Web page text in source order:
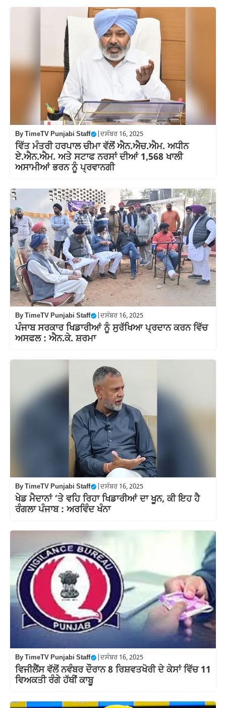
ByTimeTV Punjabi Staff ਦਸੰਬਰ 16, 2025
ਵਿੱਤ ਮੰਤਰੀ ਹਰਪਾਲ ਚੀਮਾ ਵੱਲੋਂ ਐਨ.ਐਚ.ਐਮ. ਅਧੀਨ
ਏ.ਐਨ.ਐਮ. ਅਤੇ ਸਟਾਫ ਨਰਸਾਂ ਦੀਆਂ 1,568 ਖਾਲੀ
ਅਸਾਮੀਆਂ ਭਰਨ ਨੂੰ ਪ੍ਰਵਾਨਗੀ
ByTimeTV Punjabi Staff ਦਸੰਬਰ 16, 2025
ਪੰਜਾਬ ਸਰਕਾਰ ਖਿਡਾਰੀਆਂ ਨੂੰ ਸੁਰੱਖਿਆ ਪ੍ਰਦਾਨ ਕਰਨ ਵਿੱਚ
ਅਸਫਲ : ਐਨ.ਕੇ. ਸ਼ਰਮਾ
ByTimeTV Punjabi Staff ਦਸੰਬਰ 16, 2025
ਖੇਡ ਮੈਦਾਨਾਂ ‘ਤੇ ਵਹਿ ਰਿਹਾ ਖਿਡਾਰੀਆਂ ਦਾ ਖੂਨ, ਕੀ ਇਹ ਹੈ
ਰੰਗਲਾ ਪੰਜਾਬ : ਅਰਵਿੰਦ ਖੰਨਾ
ByTimeTV Punjabi Staff ਦਸੰਬਰ 16, 2025
ਵਿਜੀਲੈਂਸ ਵੱਲੋਂ ਨਵੰਬਰ ਦੌਰਾਨ 8 ਰਿਸ਼ਵਤਖੋਰੀ ਦੇ ਕੇਸਾਂ ਵਿੱਚ 11
ਵਿਅਕਤੀ ਰੰਗੇ ਹੱਥੀਂ ਕਾਬੂ